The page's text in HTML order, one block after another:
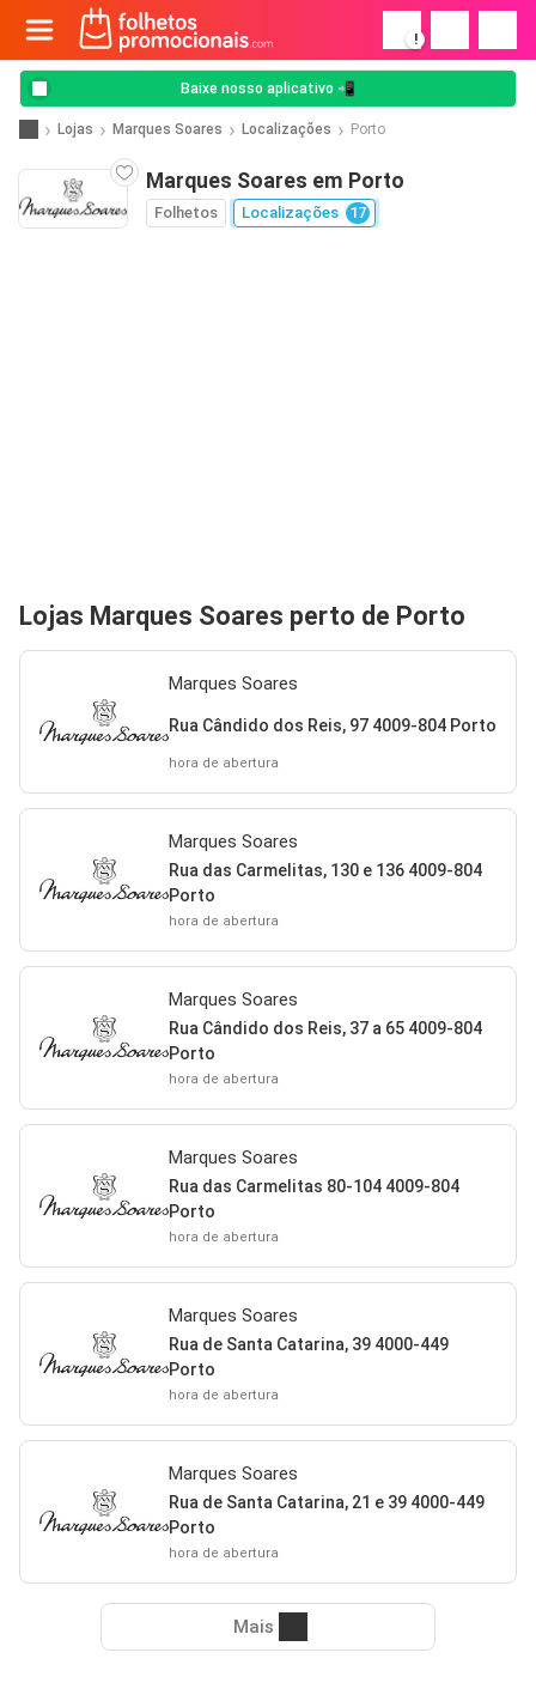
!
Baixe nosso aplicativo 📲
Lojas Marques Soares Localizações Porto
Marques Soares em Porto
Folhetos Localizações 17
Lojas Marques Soares perto de Porto
Marques Soares
Rua Cândido dos Reis, 97 4009-804 Porto
hora de abertura
Marques Soares
Rua das Carmelitas, 130 e 136 4009-804
Porto
hora de abertura
Marques Soares
Rua Cândido dos Reis, 37 a 65 4009-804
Porto
hora de abertura
Marques Soares
Rua das Carmelitas 80-104 4009-804
Porto
hora de abertura
Marques Soares
Rua de Santa Catarina, 39 4000-449
Porto
hora de abertura
Marques Soares
Rua de Santa Catarina, 21 e 39 4000-449
Porto
hora de abertura
Mais